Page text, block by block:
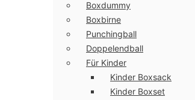
Boxdummy
Boxbirne
Punchingball
Doppelendball
Für Kinder
Kinder Boxsack
Kinder Boxset